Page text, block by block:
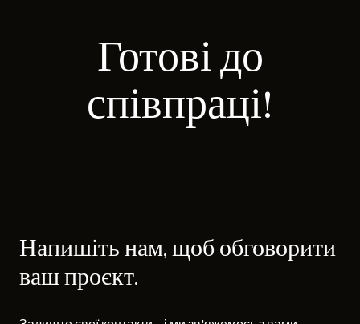
Готові до
співпраці!
Напишіть нам, щоб обговорити
ваш проєкт.